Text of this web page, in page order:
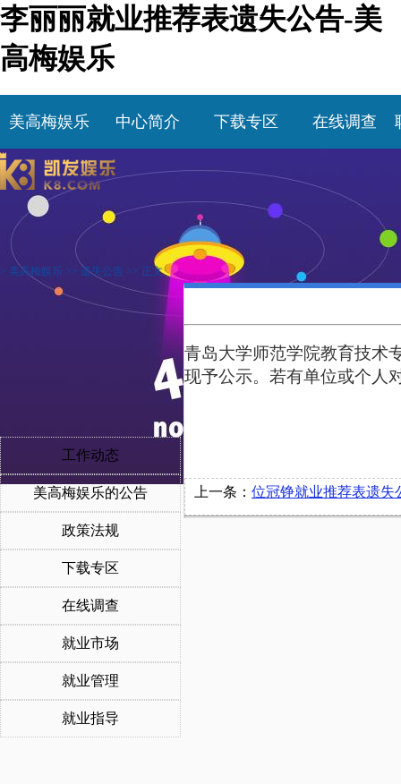
李丽丽就业推荐表遗失公告-美
高梅娱乐
美高梅娱乐 中心简介 下载专区 在线调查
> 美高梅娱乐 >> 遗失公告 >> 正文
工作动态
美高梅娱乐的公告
政策法规
下载专区
在线调查
就业市场
就业管理
就业指导
青岛大学师范学院教育技术
现予公示。若有单位或个人
上一条： 位冠铮就业推荐表遗失